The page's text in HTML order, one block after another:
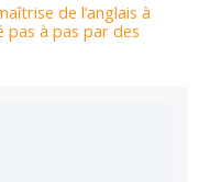
de l’anglais à
pas à pas par des